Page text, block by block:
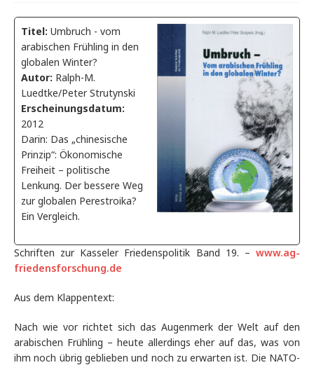
Titel: Umbruch - vom
arabischen Frühling in den
globalen Winter?
Autor: Ralph-M.
Luedtke/Peter Strutynski
Erscheinungsdatum:
2012
Darin: Das „chinesische
Prinzip“: Ökonomische
Freiheit – politische
Lenkung. Der bessere Weg
zur globalen Perestroika?
Ein Vergleich.
Schriften zur Kasseler Friedenspolitik Band 19. – www.ag-
friedensforschung.de
Aus dem Klappentext:
Nach wie vor richtet sich das Augenmerk der Welt auf den
arabischen Frühling – heute allerdings eher auf das, was von
ihm noch übrig geblieben und noch zu erwarten ist. Die NATO-